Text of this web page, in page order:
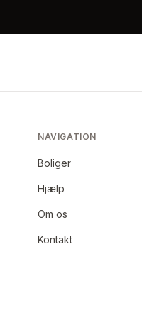
NAVIGATION
Boliger
Hjælp
Om os
Kontakt